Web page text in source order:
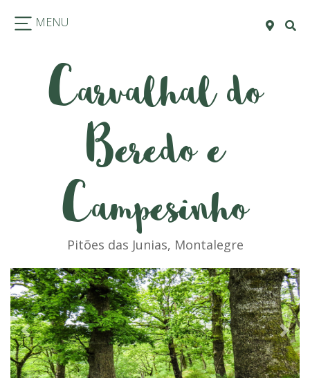
MENU
Carvalhal do
Beredo e
Campesinho
Pitões das Junias, Montalegre
Previous Next